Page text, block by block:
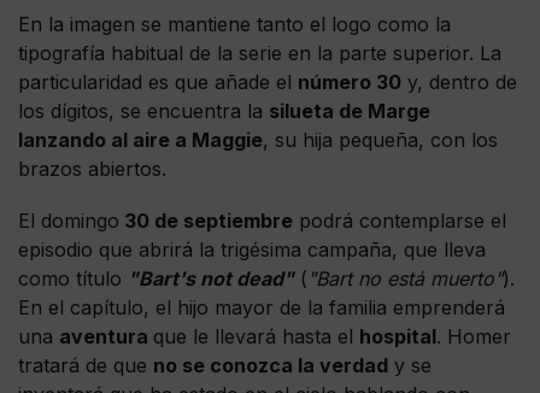
En la imagen se mantiene tanto el logo como la
tipografía habitual de la serie en la parte superior. La
particularidad es que añade el número 30 y, dentro de
los dígitos, se encuentra la silueta de Marge
lanzando al aire a Maggie, su hija pequeña, con los
brazos abiertos.
El domingo 30 de septiembre podrá contemplarse el
episodio que abrirá la trigésima campaña, que lleva
como título "Bart's not dead"( "Bart no está muerto").
En el capítulo, el hijo mayor de la familia emprenderá
una aventura que le llevará hasta el hospital. Homer
tratará de que no se conozca la verdad y se